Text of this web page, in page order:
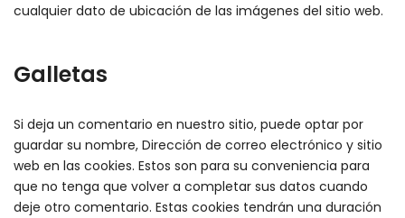
cualquier dato de ubicación de las imágenes del sitio web.
Galletas
Si deja un comentario en nuestro sitio, puede optar por
guardar su nombre, Dirección de correo electrónico y sitio
web en las cookies. Estos son para su conveniencia para
que no tenga que volver a completar sus datos cuando
deje otro comentario. Estas cookies tendrán una duración